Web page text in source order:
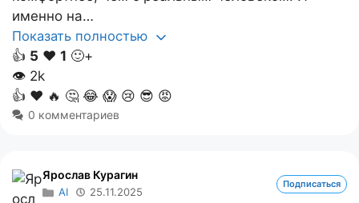
именно на…
Показать полностью
👍 5 ❤️ 1 🙂+
👁 2k
👍 ❤️ 🔥 🤔 😂 😱 😢 😎 😡
0 комментариев
Ярослав Курагин
AI 25.11.2025
Подписаться